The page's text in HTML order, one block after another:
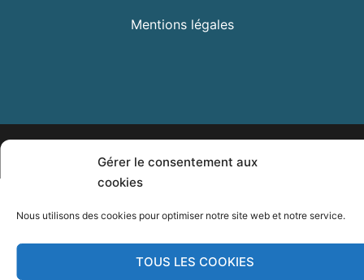
Gérer le consentement aux
cookies
Nous utilisons des cookies pour optimiser notre site web et notre service.
TOUS LES COOKIES
Mentions légales